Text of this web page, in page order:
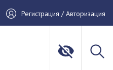
Регистрация / Авторизация